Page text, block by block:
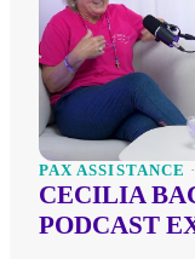
PAX ASSISTANCE
CECILIA
PODCAST